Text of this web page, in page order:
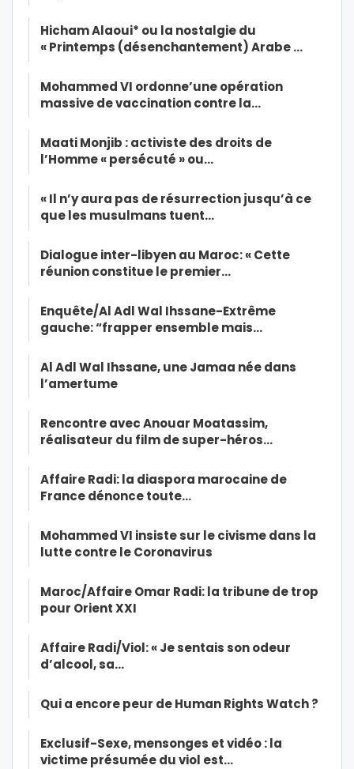
Hicham Alaoui* ou la nostalgie du
« Printemps (désenchantement) Arabe …
Mohammed VI ordonne’une opération
massive de vaccination contre la…
Maati Monjib : activiste des droits de
l’Homme « persécuté » ou…
« Il n’y aura pas de résurrection jusqu’à ce
que les musulmans tuent…
Dialogue inter-libyen au Maroc: « Cette
réunion constitue le premier…
Enquête/Al Adl Wal Ihssane-Extrême
gauche: “frapper ensemble mais…
Al Adl Wal Ihssane, une Jamaa née dans
l’amertume
Rencontre avec Anouar Moatassim,
réalisateur du film de super-héros…
Affaire Radi: la diaspora marocaine de
France dénonce toute…
Mohammed VI insiste sur le civisme dans la
lutte contre le Coronavirus
Maroc/Affaire Omar Radi: la tribune de trop
pour Orient XXI
Affaire Radi/Viol: « Je sentais son odeur
d’alcool, sa…
Qui a encore peur de Human Rights Watch ?
Exclusif-Sexe, mensonges et vidéo : la
victime présumée du viol est…